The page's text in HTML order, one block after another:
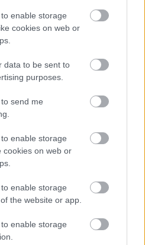
enable storage
cookies on web or
data to be sent to
purposes.
send me
enable storage
cookies on web or
enable storage
the website or app.
enable storage
háború